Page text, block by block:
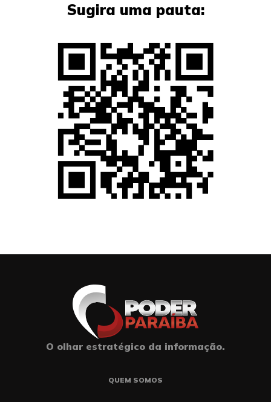
Sugira uma pauta:
O olhar estratégico da informação.
QUEM SOMOS